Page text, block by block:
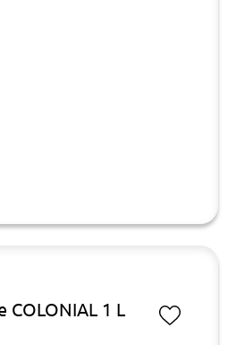
COLONIAL 1 L